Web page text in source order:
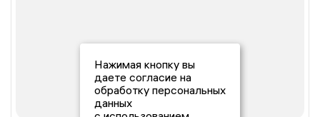
Нажимая кнопку вы
даете согласие на
обработку персональных
данных